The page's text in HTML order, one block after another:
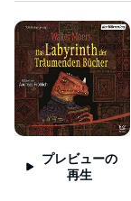
プレビューの
再生